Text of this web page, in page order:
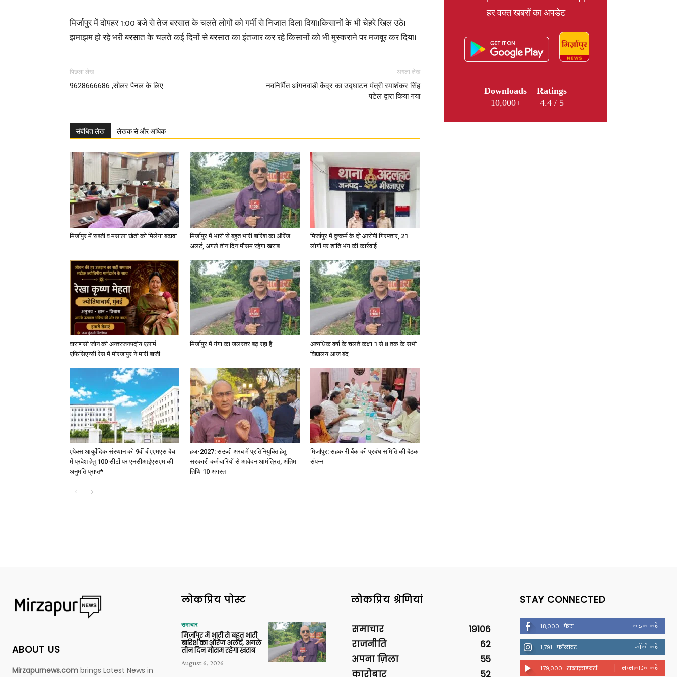
News
Hindi,
Today
Hindi
मिर्जापुर में दोपहर 1:00 बजे से तेज बरसात के चलते लोगों को गर्मी से निजात दिला दिया।किसानों के भी चेहरे खिल उठे।
झमाझम हो रहे भरी बरसात के चलते कई दिनों से बरसात का इंतजार कर रहे किसानों को भी मुस्कराने पर मजबूर कर दिया।
पिछला लेख
9628666686 ,सोलर पैनल के लिए
अगला लेख
नवनिर्मित आंगनवाड़ी केंद्र का उद्घाटन मंत्री रमाशंकर सिंह
पटेल द्वारा किया गया
संबंधित लेख लेखक से और अधिक
मिर्जापुर में सब्जी व मसाला खेती को मिलेगा बढ़ावा
मिर्जापुर में भारी से बहुत भारी बारिश का ऑरेंज
अलर्ट, अगले तीन दिन मौसम रहेगा खराब
मिर्जापुर में दुष्कर्म के दो आरोपी गिरफ्तार, 21
लोगों पर शांति भंग की कार्रवाई
वाराणसी जोन की अन्तरजनपदीय एलार्म
एफिसिएन्सी रेस में मीरजापुर ने मारी बाजी
मिर्जापुर में गंगा का जलस्तर बढ़ रहा है
अत्यधिक वर्षा के चलते कक्षा 1 से 8 तक के सभी
विद्यालय आज बंद
एपेक्स आयुर्वेदिक संस्थान को 9वीं बीएएमएस बैच
में प्रवेश हेतु 100 सीटों पर एनसीआईएसएम की
अनुमति प्राप्त*
हज-2027: सऊदी अरब में प्रतिनियुक्ति हेतु
सरकारी कर्मचारियों से आवेदन आमंत्रित, अंतिम
तिथि 10 अगस्त
मिर्जापुर: सहकारी बैंक की प्रबंध समिति की बैठक
संपन्न
हर वक्त खबरों का अपडेट
Downloads
10,000+
Ratings
4.4 / 5
ABOUT US
Mirzapurnews.com brings Latest News in
लोकप्रिय पोस्ट
समाचार
मिर्जापुर में भारी से बहुत भारी
बारिश का ऑरेंज अलर्ट, अगले
तीन दिन मौसम रहेगा खराब
August 6, 2026
लोकप्रिय श्रेणियां
समाचार
19106
राजनीति
62
अपना ज़िला
55
कारोबार
52
STAY CONNECTED
18,000 फैंस लाइक करें
1,791 फॉलोवर फॉलो करें
179,000 सब्सक्राइबर्स सब्सक्राइब करें